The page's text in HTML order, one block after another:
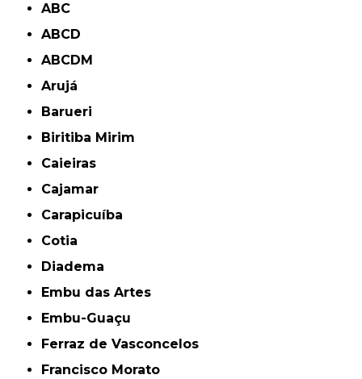
ABC
ABCD
ABCDM
Arujá
Barueri
Biritiba Mirim
Caieiras
Cajamar
Carapicuíba
Cotia
Diadema
Embu das Artes
Embu-Guaçu
Ferraz de Vasconcelos
Francisco Morato